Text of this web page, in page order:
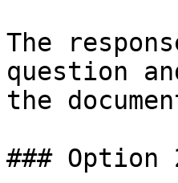
The
question
the
### Option